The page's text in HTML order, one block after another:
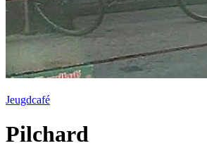
Jeugdcafé
Pilchard